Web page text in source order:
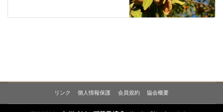
リンク 個人情報保護 会員規約 協会概要